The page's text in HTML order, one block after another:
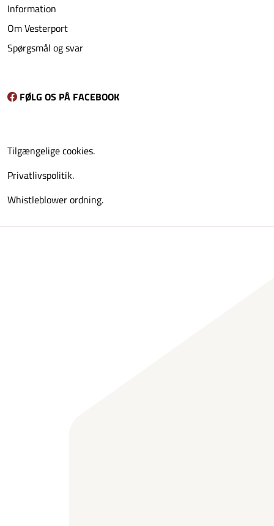
Information
Om Vesterport
Spørgsmål og svar
FØLG OS PÅ FACEBOOK
Tilgængelige cookies.
Privatlivspolitik.
Whistleblower ordning.